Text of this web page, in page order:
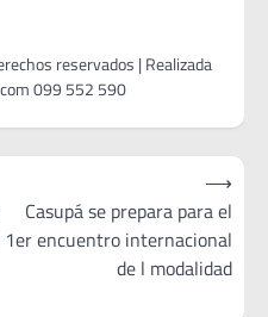
Casupá se prepara para el
1er encuentro internacional
de l modalidad
⟶